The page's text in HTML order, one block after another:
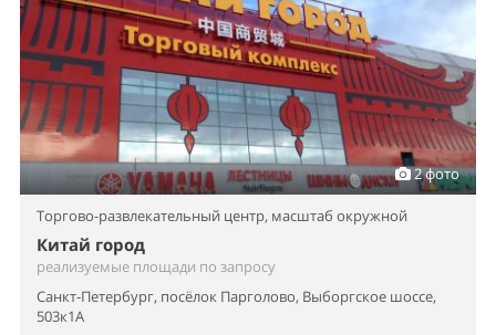
2 фото
Торгово-развлекательный центр, масштаб окружной
Китай город
реализуемые площади по запросу
Санкт-Петербург, посёлок Парголово, Выборгское шоссе,
503к1А